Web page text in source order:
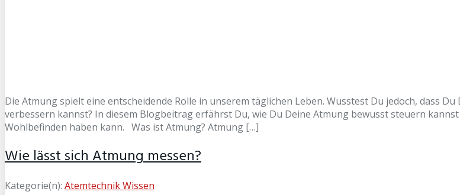
Die Atmung spielt eine entscheidende Rolle in unserem täglichen Leben. Wusstest Du jedoch, dass
verbessern kannst? In diesem Blogbeitrag erfährst Du, wie Du Deine Atmung bewusst steuern
Wohlbefinden haben kann. Was ist Atmung? Atmung […]
Wie lässt sich Atmung messen?
Kategorie(n): Atemtechnik Wissen